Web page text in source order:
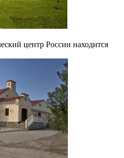
центр России находится